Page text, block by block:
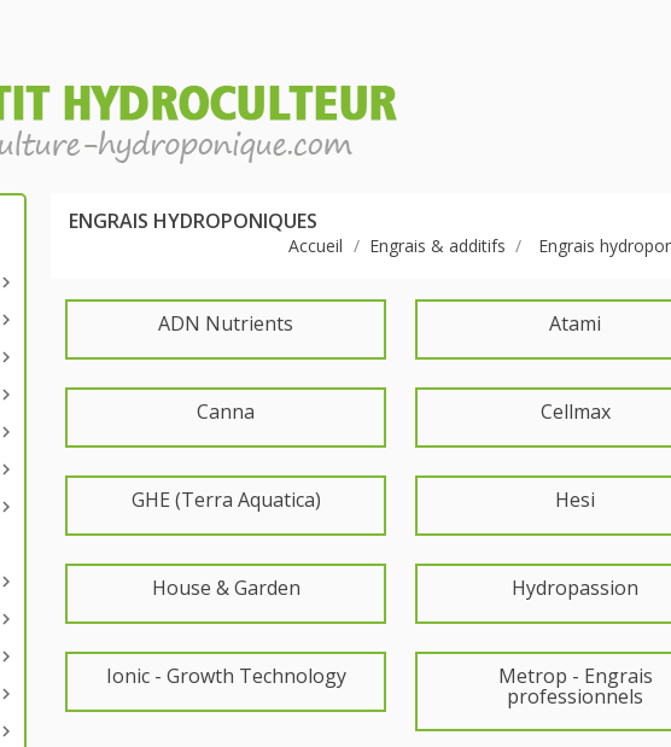












ENGRAIS HYDROPONIQUES
Accueil Engrais & additifs Engrais
ADN Nutrients Atami
Canna Cellmax
GHE (Terra Aquatica) Hesi
House & Garden Hydropassion
Ionic - Growth Technology Metrop - Engrais
professionnels